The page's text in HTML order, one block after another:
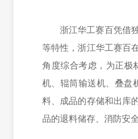
浙江华工赛百凭借独
等特性，浙江华工赛百
角度综合考虑，为正极
机、辊筒输送机、叠盘
料、成品的存储和出库
品的退料储存、消防安